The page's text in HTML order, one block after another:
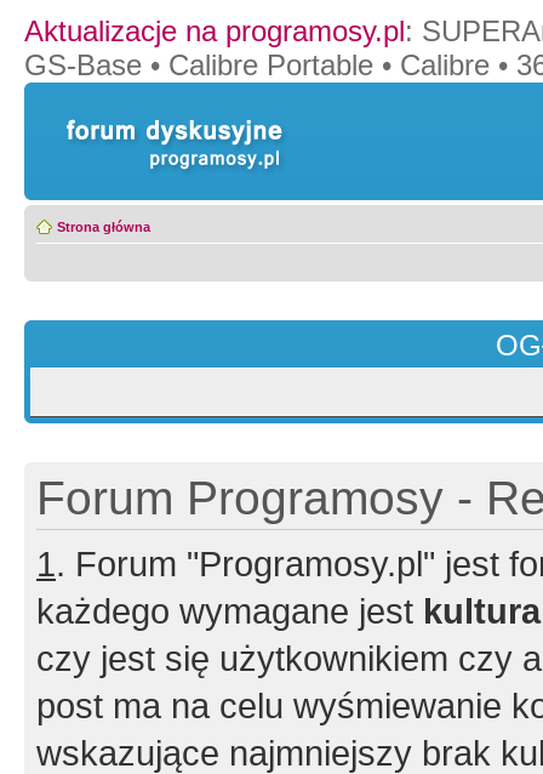
Aktualizacje na programosy.pl:
GS-Base • Calibre Portable • Calibre •
Strona główna
Forum Programosy -
1. Forum "Programosy.pl" jest
każdego wymagane jest
czy jest się użytkownikiem czy
post ma na celu wyśmiewanie
wskazujące najmniejszy brak